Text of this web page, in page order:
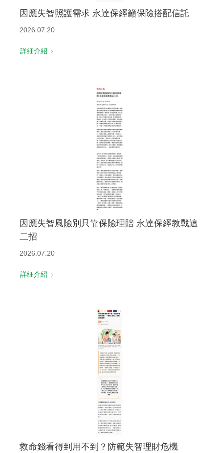
因應失智照護需求 永達保經籲保險搭配信託
2026.07.20
詳細介紹
因應失智風險別只靠保險理賠 永達保經教戰這
二招
2026.07.20
詳細介紹
救命錢看得到用不到？防範失智理財危機